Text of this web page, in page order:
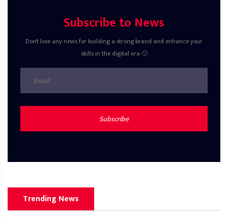
Subscribe to News
Don't lose any news for building a strong brand and enhance your
skills in the digital era 🙂
Subscribe
Trending News